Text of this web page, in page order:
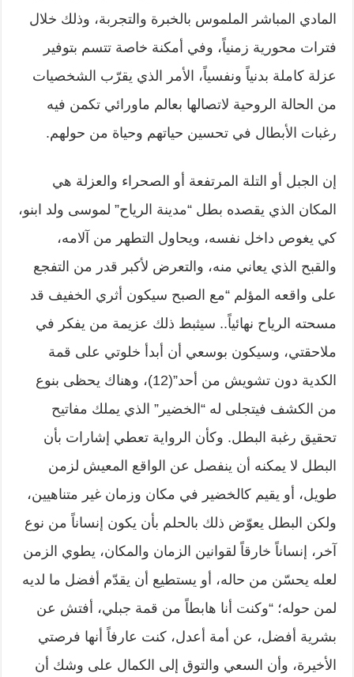
المادي المباشر الملموس بالخبرة والتجربة، وذلك خلال
فترات محورية زمنياً، وفي أمكنة خاصة تتسم بتوفير
عزلة كاملة بدنياً ونفسياً، الأمر الذي يقرّب الشخصيات
من الحالة الروحية لاتصالها بعالم ماورائي تكمن فيه
رغبات الأبطال في تحسين حياتهم وحياة من حولهم.
إن الجبل أو التلة المرتفعة أو الصحراء والعزلة هي
المكان الذي يقصده بطل “مدينة الرياح” لموسى ولد ابنو،
كي يغوص داخل نفسه، ويحاول التطهر من آلامه،
والقبح الذي يعاني منه، والتعرض لأكبر قدر من التفجع
على واقعه المؤلم “مع الصبح سيكون أثري الخفيف قد
مسحته الرياح نهائياً.. سيثبط ذلك عزيمة من يفكر في
ملاحقتي، وسيكون بوسعي أن أبدأ خلوتي على قمة
الكدية دون تشويش من أحد”(12)، وهناك يحظى بنوع
من الكشف فيتجلى له “الخضير” الذي يملك مفاتيح
تحقيق رغبة البطل. وكأن الرواية تعطي إشارات بأن
البطل لا يمكنه أن ينفصل عن الواقع المعيش لزمن
طويل، أو يقيم كالخضير في مكان وزمان غير متناهيين،
ولكن البطل يعوّض ذلك بالحلم بأن يكون إنساناً من نوع
آخر، إنساناً خارقاً لقوانين الزمان والمكان، يطوي الزمن
لعله يحسّن من حاله، أو يستطيع أن يقدّم أفضل ما لديه
لمن حوله؛ “وكنت أنا هابطاً من قمة جبلي، أفتش عن
بشرية أفضل، عن أمة أعدل، كنت عارفاً أنها فرصتي
الأخيرة، وأن السعي والتوق إلى الكمال على وشك أن